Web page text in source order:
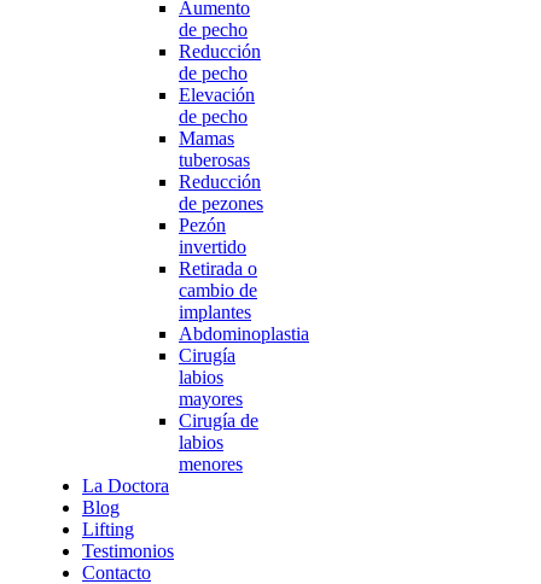
Aumento
de pecho
Reducción
de pecho
Elevación
de pecho
Mamas
tuberosas
Reducción
de pezones
Pezón
invertido
Retirada o
cambio de
implantes
Abdominoplastia
Cirugía
labios
mayores
Cirugía de
labios
menores
La Doctora
Blog
Lifting
Testimonios
Contacto